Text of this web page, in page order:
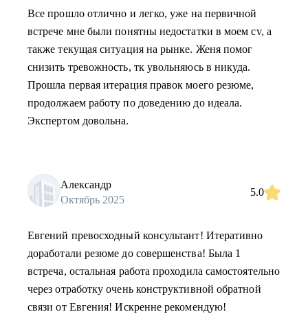
Все прошло отлично и легко, уже на первичной
встрече мне были понятны недостатки в моем cv, а
также текущая ситуация на рынке. Женя помог
снизить тревожность, тк увольняюсь в никуда.
Прошла первая итерация правок моего резюме,
продолжаем работу по доведению до идеала.
Экспертом довольна.
Александр
Октябрь 2025
5.0
Евгений превосходный консультант! Итеративно
доработали резюме до совершенства! Была 1
встреча, остальная работа проходила самостоятельно
через отработку очень конструктивной обратной
связи от Евгения! Искренне рекомендую!